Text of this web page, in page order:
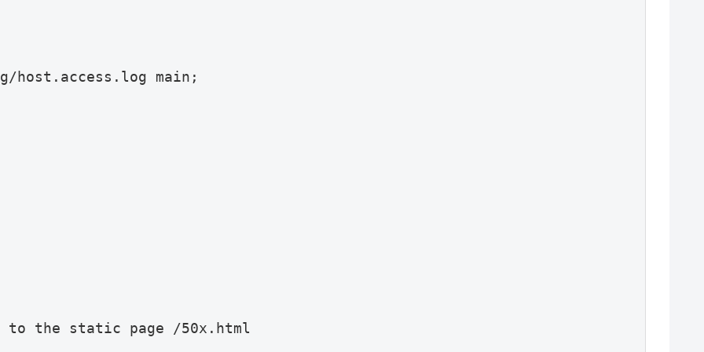
host.access.log main;
the static page /50x.html